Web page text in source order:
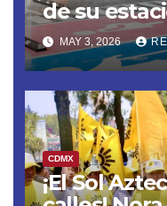
de su
MAY 3, 2026
CDMX
¡El Sol